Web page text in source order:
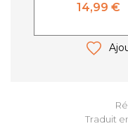
Traduit
14,99 €